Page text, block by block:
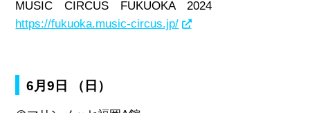
MUSIC CIRCUS FUKUOKA
2024
https://fukuoka.music-circus.jp/
6月9日 （日）